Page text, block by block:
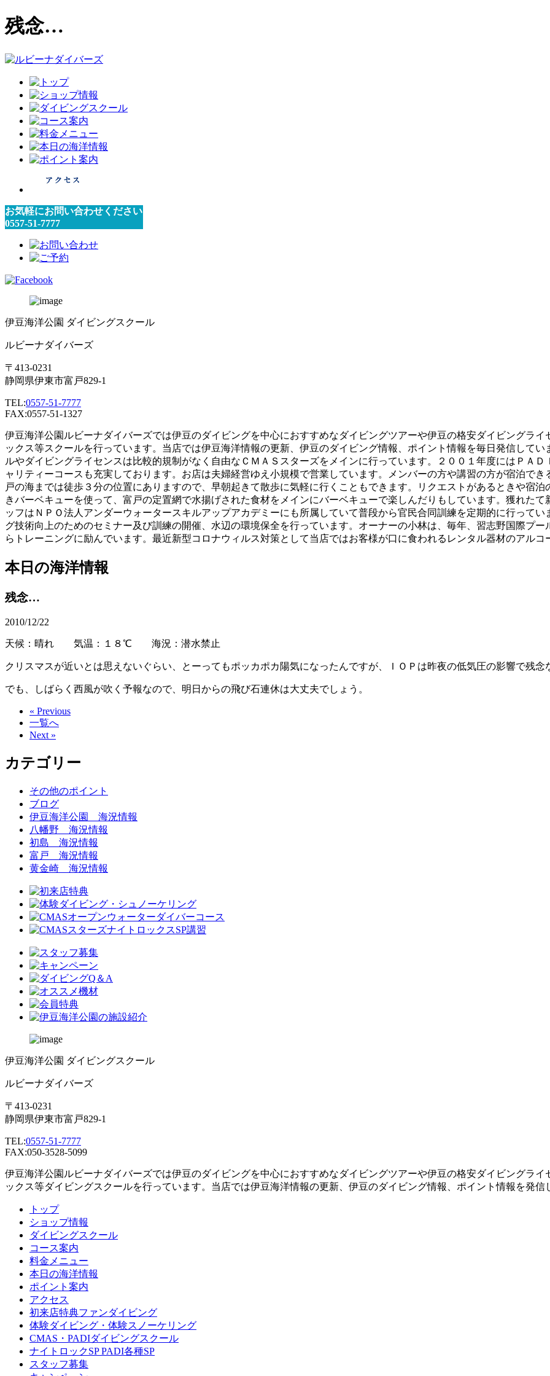
残念…
お気軽にお問い合わせください
0557-51-7777
伊豆海洋公園 ダイビングスクール
ルビーナダイバーズ
〒413-0231
静岡県伊東市富戸829-1
TEL:0557-51-7777
FAX:0557-51-1327
伊豆海洋公園ルビーナダイバーズでは伊豆のダイビングを中心におすすめなダイビングツアーや伊豆の格安ダイビングラ
ックス等スクールを行っています。当店では伊豆海洋情報の更新、伊豆のダイビング情報、ポイント情報を毎日発信して
ルやダイビングライセンスは比較的規制がなく自由なＣＭＡＳスターズをメインに行っています。２００１年度にはＰＡ
ャリティーコースも充実しております。お店は夫婦経営ゆえ小規模で営業しています。メンバーの方や講習の方が宿泊で
戸の海までは徒歩３分の位置にありますので、早朝起きて散歩に気軽に行くこともできます。リクエストがあるときや宿
きバーベキューを使って、富戸の定置網で水揚げされた食材をメインにバーベキューで楽しんだりもしています。獲れた
ッフはＮＰＯ法人アンダーウォータースキルアップアカデミーにも所属していて普段から官民合同訓練を定期的に行って
グ技術向上のためのセミナー及び訓練の開催、水辺の環境保全を行っています。オーナーの小林は、毎年、習志野国際プ
らトレーニングに励んでいます。最近新型コロナウィルス対策として当店ではお客様が口に食われるレンタル器材のアルコ
本日の海洋情報
残念…
2010/12/22
天候：晴れ 気温：１８℃ 海況：潜水禁止
クリスマスが近いとは思えないぐらい、とーってもポッカポカ陽気になったんですが、ＩＯＰは昨夜の低気圧の影響で残念
でも、しばらく西風が吹く予報なので、明日からの飛び石連休は大丈夫でしょう。
« Previous
一覧へ
Next »
カテゴリー
その他のポイント
ブログ
伊豆海洋公園 海況情報
八幡野 海況情報
初島 海況情報
富戸 海況情報
黄金崎 海況情報
伊豆海洋公園 ダイビングスクール
ルビーナダイバーズ
〒413-0231
静岡県伊東市富戸829-1
TEL:0557-51-7777
FAX:050-3528-5099
伊豆海洋公園ルビーナダイバーズでは伊豆のダイビングを中心におすすめなダイビングツアーや伊豆の格安ダイビングラ
ックス等ダイビングスクールを行っています。当店では伊豆海洋情報の更新、伊豆のダイビング情報、ポイント情報を発信
トップ
ショップ情報
ダイビングスクール
コース案内
料金メニュー
本日の海洋情報
ポイント案内
アクセス
初来店特典ファンダイビング
体験ダイビング・体験スノーケリング
CMAS・PADIダイビングスクール
ナイトロックSP PADI各種SP
スタッフ募集